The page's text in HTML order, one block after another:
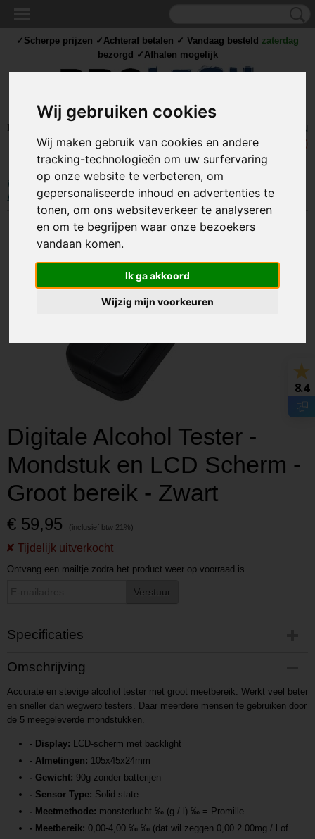
Wij gebruiken cookies
Wij maken gebruik van cookies en andere
tracking-technologieën om uw surfervaring
op onze website te verbeteren, om
gepersonaliseerde inhoud en advertenties te
tonen, om ons websiteverkeer te analyseren
en om te begrijpen waar onze bezoekers
vandaan komen.
Ik ga akkoord
Wijzig mijn voorkeuren
Inloggen
UW WINKELWAGEN
Geen producten
(0)
Home >MEET> Alcohol tester> Digitale Alcohol Tester - Mondstuk en
LCD Scherm - Groot bereik - Zwart
Digitale Alcohol Tester -
Mondstuk en LCD Scherm -
Groot bereik - Zwart
€ 59,95
Ontvang een mailtje zodra het product weer op voorraad is.
Verstuur
Specificaties
Productcode
P201708171320
Productcode leverancier
L201708171320
Omschrijving
Accurate en stevige alcohol tester met groot meetbereik. Werkt veel beter
en sneller dan wegwerp testers. Daar meerdere mensen te gebruiken door
de 5 meegeleverde mondstukken.
- Display: LCD-scherm met backlight
- Afmetingen: 105x45x24mm
- Gewicht: 90g zonder batterijen
- Sensor Type: Solid state
- Meetmethode: monsterlucht ‰ (g / l) ‰ = Promille
- Meetbereik: 0,00-4,00 ‰ ‰ (dat wil zeggen 0,00 2.00mg / l of
✓Scherpe prijzen ✓Achteraf betalen ✓ Vandaag besteld zaterdag
bezorgd ✓Afhalen mogelijk
8.4